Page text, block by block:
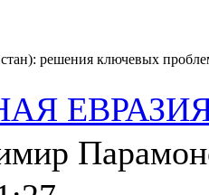
решения ключевых